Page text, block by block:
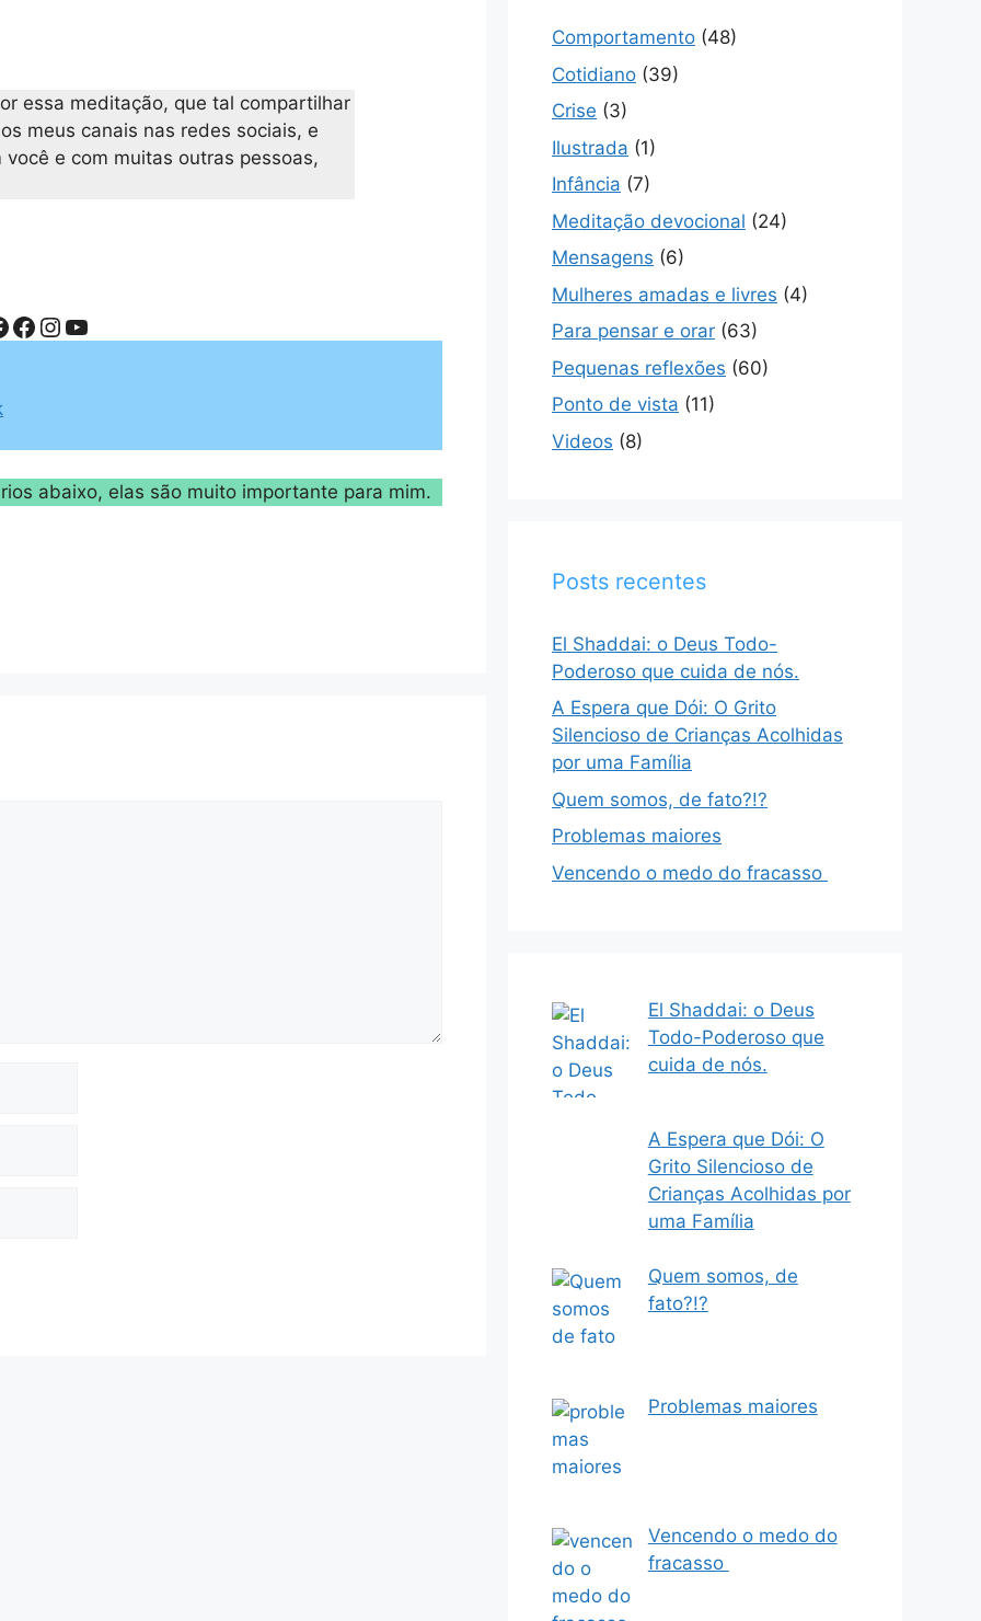
essa meditação, que tal compartilhar
meus canais nas redes sociais, e
e com muitas outras pessoas,
Facebook
Instagram
Youtube
abaixo, elas são muito importante para mim.
Comportamento (48)
Cotidiano (39)
Crise (3)
Ilustrada (1)
Infância (7)
Meditação devocional (24)
Mensagens (6)
Mulheres amadas e livres (4)
Para pensar e orar (63)
Pequenas reflexões (60)
Ponto de vista (11)
Videos (8)
Posts recentes
El Shaddai: o Deus Todo-
Poderoso que cuida de nós.
A Espera que Dói: O Grito
Silencioso de Crianças Acolhidas
por uma Família
Quem somos, de fato?!?
Problemas maiores
Vencendo o medo do fracasso
El Shaddai: o Deus
Todo-Poderoso que
cuida de nós.
A Espera que Dói: O
Grito Silencioso de
Crianças Acolhidas por
uma Família
Quem somos, de
fato?!?
Problemas maiores
Vencendo o medo do
fracasso